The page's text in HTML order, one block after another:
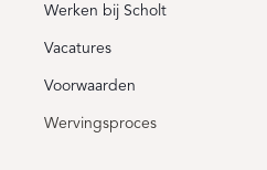
Werken bij Scholt
Vacatures
Voorwaarden
Wervingsproces